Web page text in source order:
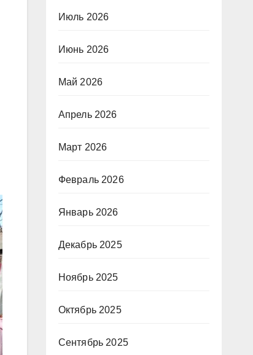
Июль 2026
Июнь 2026
Май 2026
Апрель 2026
Март 2026
Февраль 2026
Январь 2026
Декабрь 2025
Ноябрь 2025
Октябрь 2025
Сентябрь 2025